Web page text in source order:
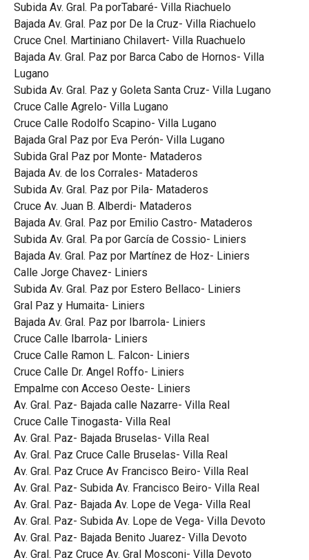
Subida Av. Gral. Pa porTabaré- Villa Riachuelo
Bajada Av. Gral. Paz por De la Cruz- Villa Riachuelo
Cruce Cnel. Martiniano Chilavert- Villa Ruachuelo
Bajada Av. Gral. Paz por Barca Cabo de Hornos- Villa
Lugano
Subida Av. Gral. Paz y Goleta Santa Cruz- Villa Lugano
Cruce Calle Agrelo- Villa Lugano
Cruce Calle Rodolfo Scapino- Villa Lugano
Bajada Gral Paz por Eva Perón- Villa Lugano
Subida Gral Paz por Monte- Mataderos
Bajada Av. de los Corrales- Mataderos
Subida Av. Gral. Paz por Pila- Mataderos
Cruce Av. Juan B. Alberdi- Mataderos
Bajada Av. Gral. Paz por Emilio Castro- Mataderos
Subida Av. Gral. Pa por García de Cossio- Liniers
Bajada Av. Gral. Paz por Martínez de Hoz- Liniers
Calle Jorge Chavez- Liniers
Subida Av. Gral. Paz por Estero Bellaco- Liniers
Gral Paz y Humaita- Liniers
Bajada Av. Gral. Paz por Ibarrola- Liniers
Cruce Calle Ibarrola- Liniers
Cruce Calle Ramon L. Falcon- Liniers
Cruce Calle Dr. Angel Roffo- Liniers
Empalme con Acceso Oeste- Liniers
Av. Gral. Paz- Bajada calle Nazarre- Villa Real
Cruce Calle Tinogasta- Villa Real
Av. Gral. Paz- Bajada Bruselas- Villa Real
Av. Gral. Paz Cruce Calle Bruselas- Villa Real
Av. Gral. Paz Cruce Av Francisco Beiro- Villa Real
Av. Gral. Paz- Subida Av. Francisco Beiro- Villa Real
Av. Gral. Paz- Bajada Av. Lope de Vega- Villa Real
Av. Gral. Paz- Subida Av. Lope de Vega- Villa Devoto
Av. Gral. Paz- Bajada Benito Juarez- Villa Devoto
Av. Gral. Paz Cruce Av. Gral Mosconi- Villa Devoto